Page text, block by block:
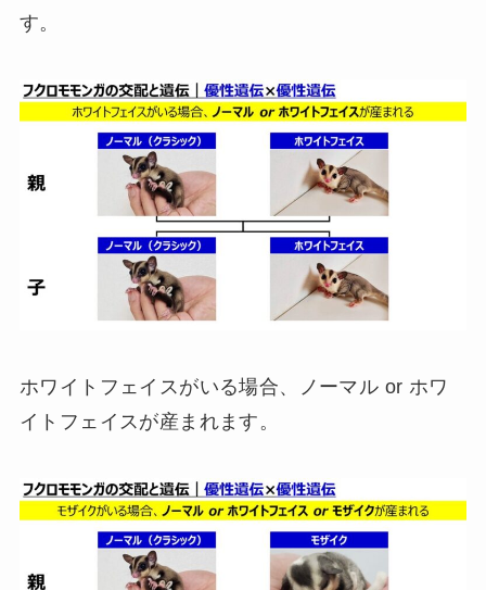
す。
ホワイトフェイスがいる場合、ノーマル or ホワ
イトフェイスが産まれます。